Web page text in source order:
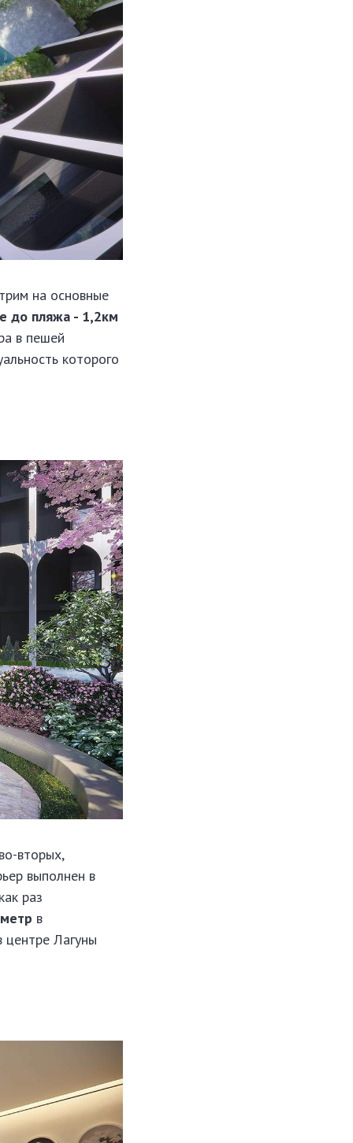
на основные
до пляжа - 1,2км
в пешей
которого
вторых,
выполнен в
раз
в
Лагуны